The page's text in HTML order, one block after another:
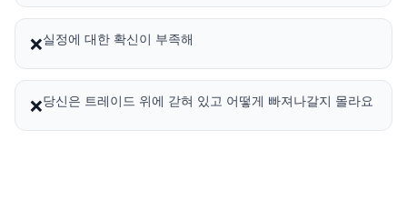
❌실정에 대한 확신이 부족해
❌당신은 트레이드 위에 갇혀 있고 어떻게 빠져나갈지 몰라요